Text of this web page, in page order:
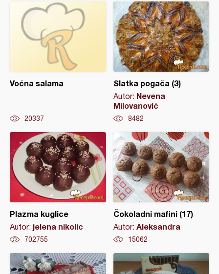
Voćna salama
20337
Slatka pogača (3)
Autor: Nevena
Milovanović
8482
Plazma kuglice
Autor: jelena nikolic
702755
Čokoladni mafini (17)
Autor: Aleksandra
15062